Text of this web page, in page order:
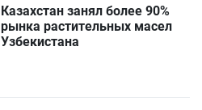
Казахстан занял более 90%
рынка растительных масел
Узбекистана